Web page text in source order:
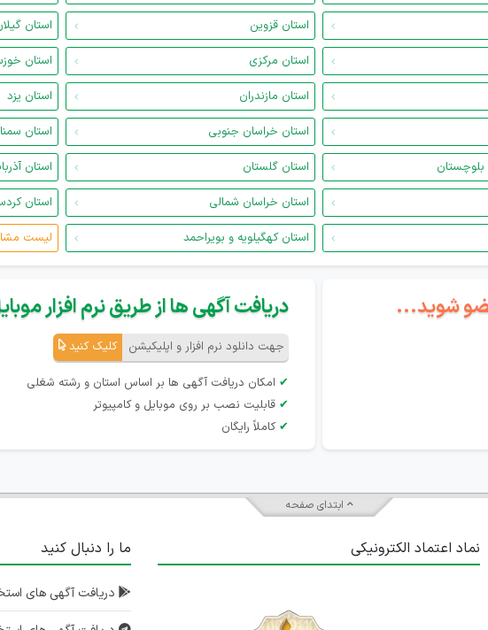
استان قزوین
استان
استان مرکزی
استان
استان مازندران
استان یزد
استان خراسان جنوبی
استان
استان گلستان
استان
استان خراسان شمالی
استان
استان کهگیلویه و بویراحمد لیست
عضو شوید... دریافت آگهی ها از طریق نرم افزار
جهت دانلود نرم افزار و اپلیکیشن کلیک کنید
✔ امکان دریافت آگهی ها بر اساس استان و رشته شغلی
✔ قابلیت نصب بر روی موبایل و کامپیوتر
✔ کاملاً رایگان
ابتدای صفحه
نماد اعتماد الکترونیکی ما را دنبال کنید
دریافت آگهی های